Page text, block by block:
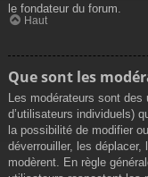
le fondateur du forum.
Haut
Que sont les
Les modérateurs sont
d’utilisateurs individuels)
la possibilité de modifier
déverrouiller, les déplacer,
modèrent. En règle